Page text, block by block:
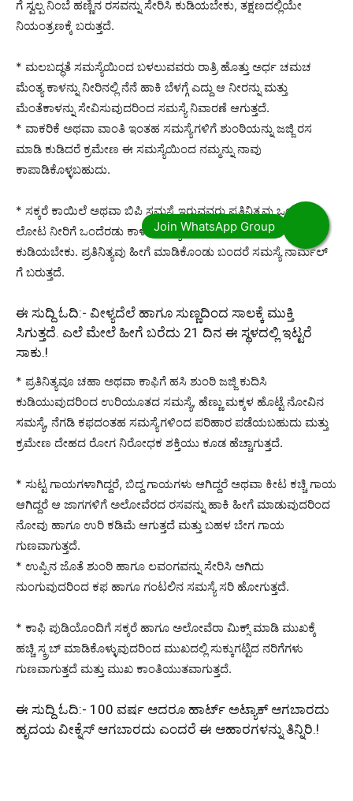
ಗೆ ಸ್ವಲ್ಪ ನಿಂಬೆ ಹಣ್ಣಿನ ರಸವನ್ನು ಸೇರಿಸಿ ಕುಡಿಯಬೇಕು, ತಕ್ಷಣದಲ್ಲಿಯೇ
ನಿಯಂತ್ರಣಕ್ಕೆ ಬರುತ್ತದೆ.
* ಮಲಬದ್ಧತೆ ಸಮಸ್ಯೆಯಿಂದ ಬಳಲುವವರು ರಾತ್ರಿ ಹೊತ್ತು ಅರ್ಧ ಚಮಚ
ಮೆಂತ್ಯ ಕಾಳನ್ನು ನೀರಿನಲ್ಲಿ ನೆನೆ ಹಾಕಿ ಬೆಳಗ್ಗೆ ಎದ್ದು ಆ ನೀರನ್ನು ಮತ್ತು
ಮೆಂತೆಕಾಳನ್ನು ಸೇವಿಸುವುದರಿಂದ ಸಮಸ್ಯೆ ನಿವಾರಣೆ ಆಗುತ್ತದೆ.
* ವಾಕರಿಕೆ ಅಥವಾ ವಾಂತಿ ಇಂತಹ ಸಮಸ್ಯೆಗಳಿಗೆ ಶುಂಠಿಯನ್ನು ಜಜ್ಜಿ ರಸ
ಮಾಡಿ ಕುಡಿದರೆ ಕ್ರಮೇಣ ಈ ಸಮಸ್ಯೆಯಿಂದ ನಮ್ಮನ್ನು ನಾವು
ಕಾಪಾಡಿಕೊಳ್ಳಬಹುದು.
* ಸಕ್ಕರೆ ಕಾಯಿಲೆ ಅಥವಾ ಬಿಪಿ ಸಮಸ್ಯೆ ಇರುವವರು ಪ್ರತಿನಿತ್ಯವು ಒಂದು
ಲೋಟ ನೀರಿಗೆ ಒಂದೆರಡು ಕಾಳು ಮೆಂತ್ಯ ಹಾಕಿ ಕುದಿಸಿಕೊಂಡು ಆರಿದ ಮೇಲೆ
ಕುಡಿಯಬೇಕು. ಪ್ರತಿನಿತ್ಯವು ಹೀಗೆ ಮಾಡಿಕೊಂಡು ಬಂದರೆ ಸಮಸ್ಯೆ ನಾರ್ಮಲ್
ಗೆ ಬರುತ್ತದೆ.
ಈ ಸುದ್ದಿ ಓದಿ:- ವೀಳ್ಯದೆಲೆ ಹಾಗೂ ಸುಣ್ಣದಿಂದ ಸಾಲಕ್ಕೆ ಮುಕ್ತಿ
ಸಿಗುತ್ತದೆ. ಎಲೆ ಮೇಲೆ ಹೀಗೆ ಬರೆದು 21 ದಿನ ಈ ಸ್ಥಳದಲ್ಲಿ ಇಟ್ಟರೆ
ಸಾಕು.!
* ಪ್ರತಿನಿತ್ಯವೂ ಚಹಾ ಅಥವಾ ಕಾಫಿಗೆ ಹಸಿ ಶುಂಠಿ ಜಜ್ಜಿ ಕುದಿಸಿ
ಕುಡಿಯುವುದರಿಂದ ಉರಿಯೂತದ ಸಮಸ್ಯೆ, ಹೆಣ್ಣು ಮಕ್ಕಳ ಹೊಟ್ಟೆ ನೋವಿನ
ಸಮಸ್ಯೆ, ನೆಗಡಿ ಕಫದಂತಹ ಸಮಸ್ಯೆಗಳಿಂದ ಪರಿಹಾರ ಪಡೆಯಬಹುದು ಮತ್ತು
ಕ್ರಮೇಣ ದೇಹದ ರೋಗ ನಿರೋಧಕ ಶಕ್ತಿಯು ಕೂಡ ಹೆಚ್ಚಾಗುತ್ತದೆ.
* ಸುಟ್ಟ ಗಾಯಗಳಾಗಿದ್ದರೆ, ಬಿದ್ದ ಗಾಯಗಳು ಆಗಿದ್ದರೆ ಅಥವಾ ಕೀಟ ಕಚ್ಚಿ ಗಾಯ
ಆಗಿದ್ದರೆ ಆ ಜಾಗಗಳಿಗೆ ಅಲೋವೆರದ ರಸವನ್ನು ಹಾಕಿ ಹೀಗೆ ಮಾಡುವುದರಿಂದ
ನೋವು ಹಾಗೂ ಉರಿ ಕಡಿಮೆ ಆಗುತ್ತದೆ ಮತ್ತು ಬಹಳ ಬೇಗ ಗಾಯ
ಗುಣವಾಗುತ್ತದೆ.
* ಉಪ್ಪಿನ ಜೊತೆ ಶುಂಠಿ ಹಾಗೂ ಲವಂಗವನ್ನು ಸೇರಿಸಿ ಅಗಿದು
ನುಂಗುವುದರಿಂದ ಕಫ ಹಾಗೂ ಗಂಟಲಿನ ಸಮಸ್ಯೆ ಸರಿ ಹೋಗುತ್ತದೆ.
* ಕಾಫಿ ಪುಡಿಯೊಂದಿಗೆ ಸಕ್ಕರೆ ಹಾಗೂ ಅಲೋವೆರಾ ಮಿಕ್ಸ್ ಮಾಡಿ ಮುಖಕ್ಕೆ
ಹಚ್ಚಿ ಸ್ಕ್ರಬ್ ಮಾಡಿಕೊಳ್ಳುವುದರಿಂದ ಮುಖದಲ್ಲಿ ಸುಕ್ಕುಗಟ್ಟಿದ ನರಿಗೆಗಳು
ಗುಣವಾಗುತ್ತದೆ ಮತ್ತು ಮುಖ ಕಾಂತಿಯುತವಾಗುತ್ತದೆ.
ಈ ಸುದ್ದಿ ಓದಿ:- 100 ವರ್ಷ ಆದರೂ ಹಾರ್ಟ್ ಅಟ್ಯಾಕ್ ಆಗಬಾರದು
ಹೃದಯ ವೀಕ್ನೆಸ್ ಆಗಬಾರದು ಎಂದರೆ ಈ ಆಹಾರಗಳನ್ನು ತಿನ್ನಿರಿ.!